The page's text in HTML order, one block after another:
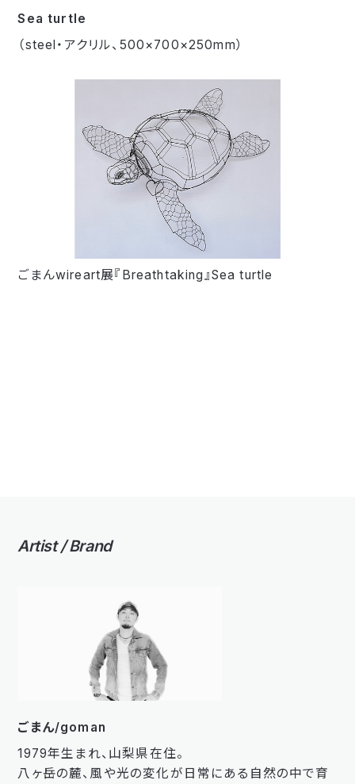
Sea turtle
（steel・アクリル、500×700×250mm）
ごまんwireart展『Breathtaking』Sea turtle
Artist / Brand
ごまん/goman
1979年生まれ、山梨県在住。
八ヶ岳の麓、風や光の変化が日常にある自然の中で育